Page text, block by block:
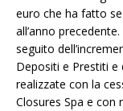
euro che ha fatto
all’anno
seguito
Depositi e Prestiti e
realizzate con la
Closures Spa e con